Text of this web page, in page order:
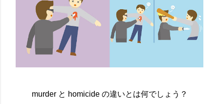
murder と homicide の違いとは何でしょう？